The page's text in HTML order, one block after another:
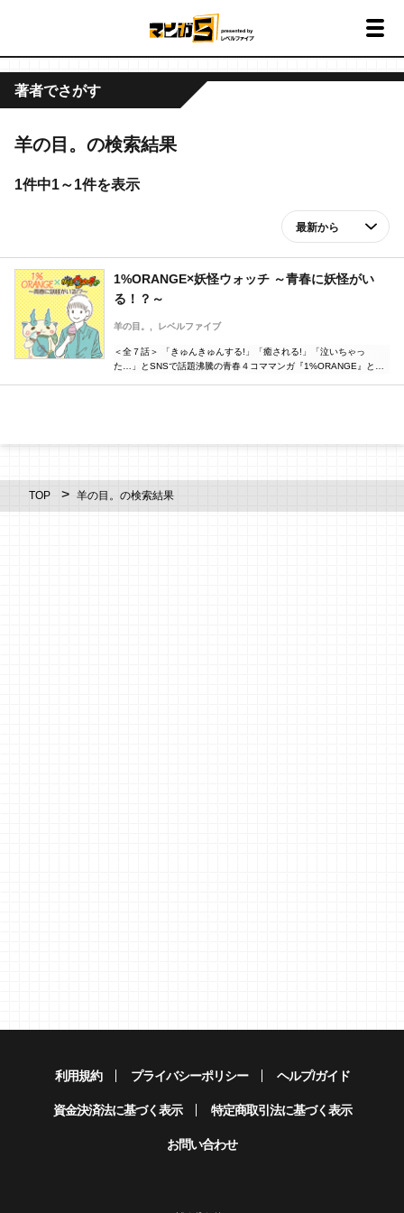
著者でさがす
羊の目。の検索結果
1件中1～1件を表示
1%ORANGE×妖怪ウォッチ ～青春に妖怪がい
る！？～
羊の目。 レベルファイブ
＜全７話＞ 「きゅんきゅんする!」「癒される!」「泣いちゃっ
た…」とSNSで話題沸騰の青春４コママンガ『1%ORANGE』と
TOP 羊の目。の検索結果
利用規約 プライバシーポリシー ヘルプ/ガイド
資金決済法に基づく表示 特定商取引法に基づく表示
お問い合わせ